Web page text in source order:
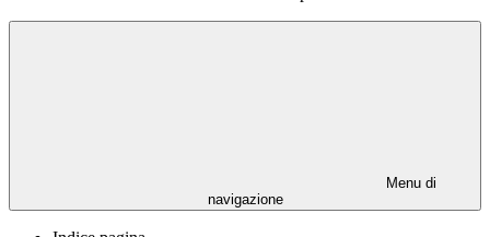
Menu di
navigazione